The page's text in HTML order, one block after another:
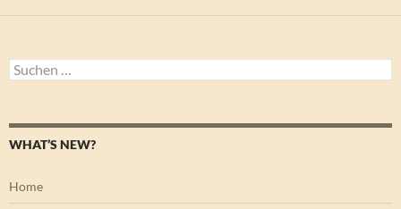
Suchen
nach:
WHAT’S NEW?
Home